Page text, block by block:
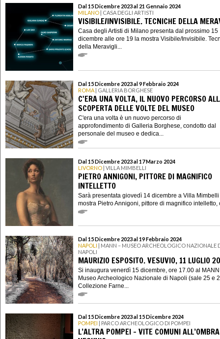
Dal 15 Dicembre 2023 al 21 Gennaio 2024
MILANO | CASA DEGLI ARTISTI
VISIBILE/INVISIBILE. TECNICHE DELLA
Casa degli Artisti di Milano presenta dal prossimo 15
dicembre alle ore 19 la mostra Visibile/Invisibile.
della Meravigli...
Dal 15 Dicembre 2023 al 9 Febbraio 2024
ROMA | GALLERIA BORGHESE
C'ERA UNA VOLTA, IL NUOVO PERCORSO
SCOPERTA DELLE VOLTE DEL MUSEO
C'era una volta è un nuovo percorso di
approfondimento di Galleria Borghese, condotto dal
personale del museo e dedica...
Dal 15 Dicembre 2023 al 17 Marzo 2024
LIVORNO | VILLA MIMBELLI
PIETRO ANNIGONI, PITTORE DI MAGNIFICO
INTELLETTO
Sarà presentata giovedì 14 dicembre a Villa
mostra Pietro Annigoni, pittore di magnifico intelletto,
Dal 15 Dicembre 2023 al 19 Febbraio 2024
NAPOLI | MANN – MUSEO ARCHEOLOGICO NAZIONALE
NAPOLI
MAURIZIO ESPOSITO. VESUVIO, 11 LUGLIO
Si inaugura venerdì 15 dicembre, ore 17.00 al
Museo Archeologico Nazionale di Napoli (sale 25 e
Collezione Farne...
Dal 15 Dicembre 2023 al 15 Dicembre 2024
POMPEI | PARCO ARCHEOLOGICO DI POMPEI
L’ALTRA POMPEI – VITE COMUNI